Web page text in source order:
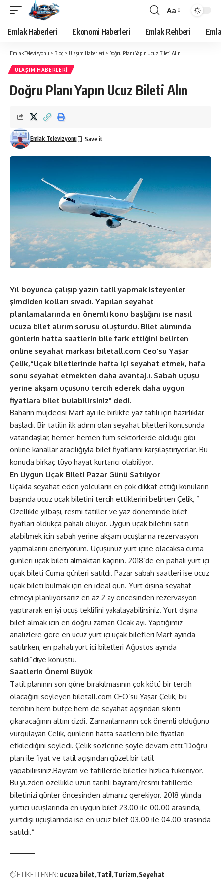
Yazı
Tipi
Boyutlandırıcı
Aa
Emlak Haberleri Ekonomi Haberleri Emlak Rehberi
Emlak Televizyonu > Blog > Ulaşım Haberleri > Doğru Planı Yapın Ucuz Bileti Alın
ULAŞIM HABERLERI
Doğru Planı Yapın Ucuz Bileti Alın
Emlak Televizyonu
Yıl boyunca çalışıp yazın tatil yapmak isteyenler
şimdiden kolları sıvadı. Yapılan seyahat
planlamalarında en önemli konu başlığını ise nasıl
ucuza bilet alırım sorusu oluşturdu. Bilet alımında
günlerin hatta saatlerin bile fark ettiğini belirten
online seyahat markası biletall.com Ceo’su Yaşar
Çelik,“Uçak biletlerinde hafta içi seyahat etmek, hafa
sonu seyahat etmekten daha avantajlı. Sabah uçuşu
yerine akşam uçuşunu tercih ederek daha uygun
fiyatlara bilet bulabilirsiniz’’ dedi.
Baharın müjdecisi Mart ayı ile birlikte yaz tatili için hazırlıklar
başladı. Bir tatilin ilk adımı olan seyahat biletleri konusunda
vatandaşlar, hemen hemen tüm sektörlerde olduğu gibi
online kanallar aracılığıyla bilet fiyatlarını karşılaştırıyorlar. Bu
konuda birkaç tüyo hayat kurtarıcı olabiliyor.
En Uygun Uçak Bileti Pazar Günü Satılıyor
Uçakla seyahat eden yolcuların en çok dikkat ettiği konuların
başında ucuz uçak biletini tercih ettiklerini belirten Çelik, ”
Özellikle yılbaşı, resmi tatiller ve yaz döneminde bilet
fiyatları oldukça pahalı oluyor. Uygun uçak biletini satın
alabilmek için sabah yerine akşam uçuşlarına rezervasyon
yapmalarını öneriyorum. Uçuşunuz yurt içine olacaksa cuma
günleri uçak bileti almaktan kaçının. 2018’de en pahalı yurt içi
uçak bileti Cuma günleri satıldı. Pazar sabah saatleri ise ucuz
uçak bileti bulmak için en ideal gün. Yurt dışına seyahat
etmeyi planlıyorsanız en az 2 ay öncesinden rezervasyon
yaptırarak en iyi uçuş teklifini yakalayabilirsiniz. Yurt dışına
bilet almak için en doğru zaman Ocak ayı. Yaptığımız
analizlere göre en ucuz yurt içi uçak biletleri Mart ayında
satılırken, en pahalı yurt içi biletleri Ağustos ayında
satıldı”diye konuştu.
Saatlerin Önemi Büyük
Tatil planının son güne bırakılmasının çok kötü bir tercih
olacağını söyleyen biletall.com CEO’su Yaşar Çelik, bu
tercihin hem bütçe hem de seyahat açışından sıkıntı
çıkaracağının altını çizdi. Zamanlamanın çok önemli olduğunu
vurgulayan Çelik, günlerin hatta saatlerin bile fiyatları
etkilediğini söyledi. Çelik sözlerine şöyle devam etti:“Doğru
plan ile fiyat ve tatil açışından güzel bir tatil
yapabilirsiniz.Bayram ve tatillerde biletler hızlıca tükeniyor.
Bu yüzden özellikle uzun tarihli bayram/resmi tatillerde
biletinizi günler öncesinden almanız gerekiyor. 2018 yılında
yurtiçi uçuşlarında en uygun bilet 23.00 ile 00.00 arasında,
yurtdışı uçuşlarında ise en ucuz bilet 03.00 ile 04.00 arasında
satıldı.”
ETİKETLENEN: ucuza bilet Tatil Turizm Seyehat